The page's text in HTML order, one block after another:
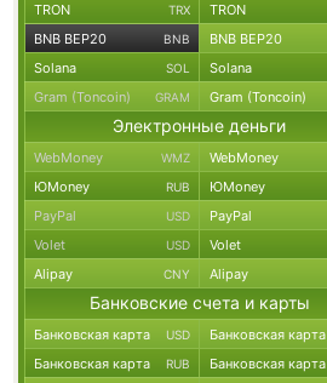
TRON TRX TRON
BNB BEP20 BNB BNB BEP20
Solana SOL Solana
Gram (Toncoin) GRAM Gram (Toncoin)
Электронные деньги
WebMoney WMZ WebMoney
ЮMoney RUB ЮMoney
PayPal USD PayPal
Volet USD Volet
Alipay CNY Alipay
Банковские счета и карты
Банковская карта USD Банковская карта
Банковская карта RUB Банковская карта